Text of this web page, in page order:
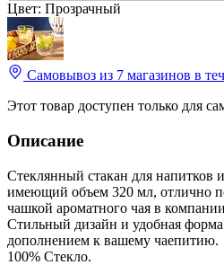
Цвет: Прозрачный
Самовывоз из 7 магазинов в
Этот товар доступен только для
Описание
Стеклянный стакан для напитков
имеющий объем 320 мл, отлично
чашкой ароматного чая в
Стильный дизайн и удобная
дополнением к вашему чаепитию.
100% Стекло.